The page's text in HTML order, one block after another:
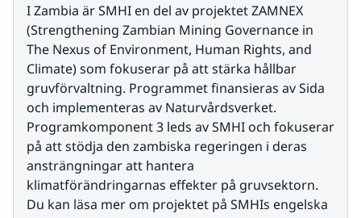
I Zambia är SMHI en del av projektet ZAMNEX
(Strengthening Zambian Mining Governance in
The Nexus of Environment, Human Rights, and
Climate) som fokuserar på att stärka hållbar
gruvförvaltning. Programmet finansieras av Sida
och implementeras av Naturvårdsverket.
Programkomponent 3 leds av SMHI och fokuserar
på att stödja den zambiska regeringen i deras
ansträngningar att hantera
klimatförändringarnas effekter på gruvsektorn.
Du kan läsa mer om projektet på SMHIs engelska